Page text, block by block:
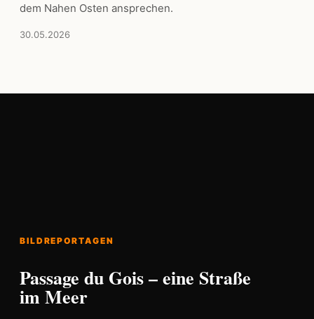
dem Nahen Osten ansprechen.
30.05.2026
BILDREPORTAGEN
Passage du Gois – eine Straße
im Meer